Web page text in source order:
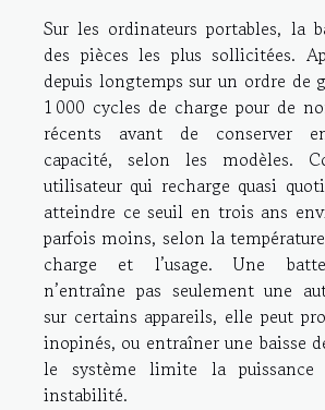
Sur les ordinateurs portables, la
des pièces les plus sollicitées.
depuis longtemps sur un ordre de
1 000 cycles de charge pour de
récents avant de conserver
capacité, selon les modèles.
utilisateur qui recharge quasi
atteindre ce seuil en trois ans
parfois moins, selon la
charge et l’usage. Une
n’entraîne pas seulement une
sur certains appareils, elle peut
inopinés, ou entraîner une baisse
le système limite la
instabilité.